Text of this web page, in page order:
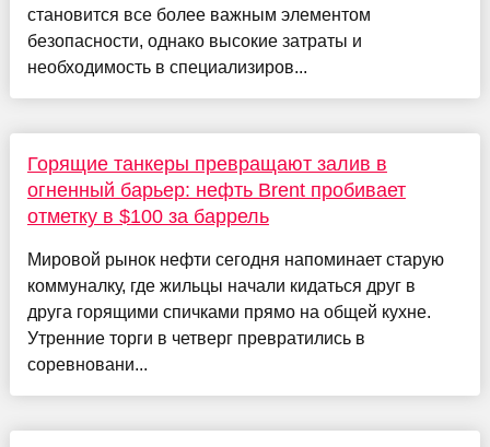
становится все более важным элементом
безопасности, однако высокие затраты и
необходимость в специализиров...
Горящие танкеры превращают залив в
огненный барьер: нефть Brent пробивает
отметку в $100 за баррель
Мировой рынок нефти сегодня напоминает старую
коммуналку, где жильцы начали кидаться друг в
друга горящими спичками прямо на общей кухне.
Утренние торги в четверг превратились в
соревновани...